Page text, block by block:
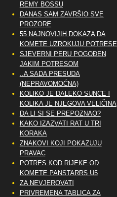
REMY BOSSU
DANAS SAM ZAVRŠIO SVE
PROZORE
55 NAJNOVIJIH DOKAZA DA
KOMETE UZROKUJU POTRESE
SJEVERNI PERU POGOĐEN
JAKIM POTRESOM
..A SADA PRESUDA
(NEPRAVOMOĆNA)
KOLIKO JE DALEKO SUNCE I
KOLIKA JE NJEGOVA VELIČINA
DA LI SI SE PREPOZNAO?
KAKO IZAZVATI RAT U TRI
KORAKA
ZNAKOVI KOJI POKAZUJU
PRAVAC
POTRES KOD RIJEKE OD
KOMETE PANSTARRS U5
ZA NEVJEROVATI
PRIVREMENA TABLICA ZA